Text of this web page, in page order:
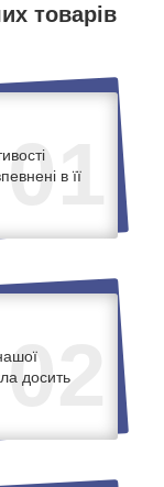
товарів
01
в її
02
досить